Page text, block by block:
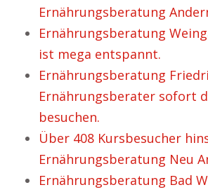
Ernährungsberatung
Ernährungsberatung
ist mega entspannt.
Ernährungsberatung
Ernährungsberater sofort
besuchen.
Über 408 Kursbesucher
Ernährungsberatung Neu
Ernährungsberatung Bad